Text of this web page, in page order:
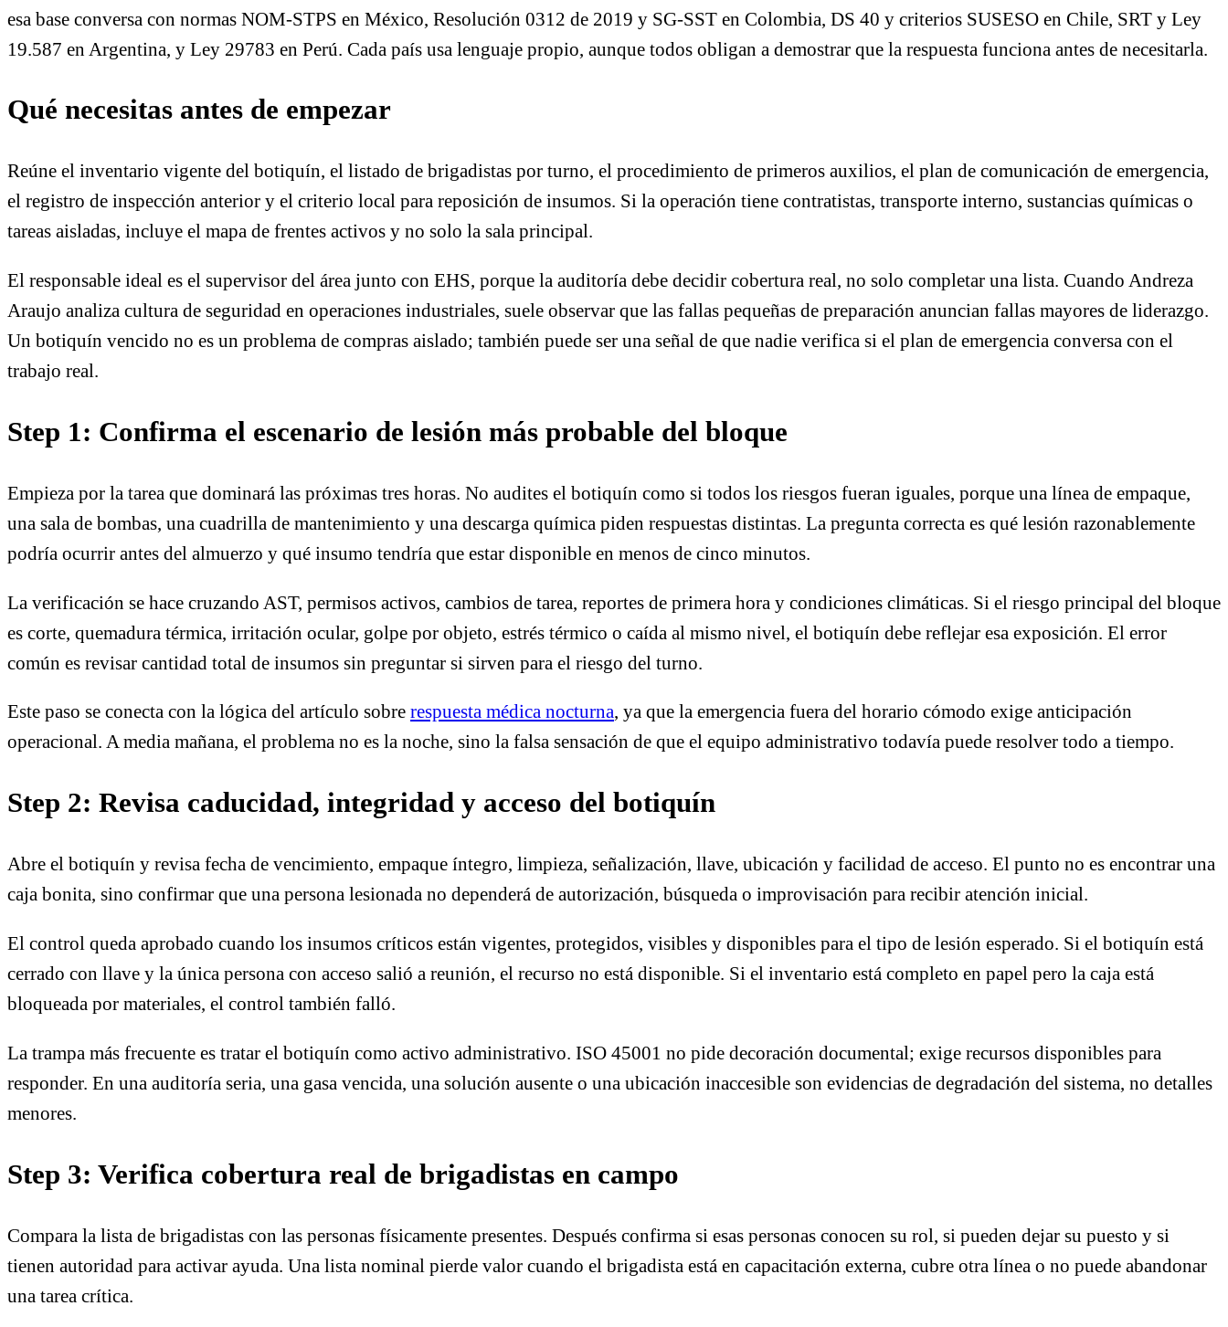
esa base conversa con normas NOM-STPS en México, Resolución 0312 de 2019 y SG-SST en Colombia, DS 40 y criterios SUSESO en Chile, SRT y Ley
19.587 en Argentina, y Ley 29783 en Perú. Cada país usa lenguaje propio, aunque todos obligan a demostrar que la respuesta funciona antes de necesitarla.
Qué necesitas antes de empezar
Reúne el inventario vigente del botiquín, el listado de brigadistas por turno, el procedimiento de primeros auxilios, el plan de comunicación de emergencia,
el registro de inspección anterior y el criterio local para reposición de insumos. Si la operación tiene contratistas, transporte interno, sustancias químicas o
tareas aisladas, incluye el mapa de frentes activos y no solo la sala principal.
El responsable ideal es el supervisor del área junto con EHS, porque la auditoría debe decidir cobertura real, no solo completar una lista. Cuando Andreza
Araujo analiza cultura de seguridad en operaciones industriales, suele observar que las fallas pequeñas de preparación anuncian fallas mayores de liderazgo.
Un botiquín vencido no es un problema de compras aislado; también puede ser una señal de que nadie verifica si el plan de emergencia conversa con el
trabajo real.
Step 1: Confirma el escenario de lesión más probable del bloque
Empieza por la tarea que dominará las próximas tres horas. No audites el botiquín como si todos los riesgos fueran iguales, porque una línea de empaque,
una sala de bombas, una cuadrilla de mantenimiento y una descarga química piden respuestas distintas. La pregunta correcta es qué lesión razonablemente
podría ocurrir antes del almuerzo y qué insumo tendría que estar disponible en menos de cinco minutos.
La verificación se hace cruzando AST, permisos activos, cambios de tarea, reportes de primera hora y condiciones climáticas. Si el riesgo principal del bloque
es corte, quemadura térmica, irritación ocular, golpe por objeto, estrés térmico o caída al mismo nivel, el botiquín debe reflejar esa exposición. El error
común es revisar cantidad total de insumos sin preguntar si sirven para el riesgo del turno.
Este paso se conecta con la lógica del artículo sobre respuesta médica nocturna, ya que la emergencia fuera del horario cómodo exige anticipación
operacional. A media mañana, el problema no es la noche, sino la falsa sensación de que el equipo administrativo todavía puede resolver todo a tiempo.
Step 2: Revisa caducidad, integridad y acceso del botiquín
Abre el botiquín y revisa fecha de vencimiento, empaque íntegro, limpieza, señalización, llave, ubicación y facilidad de acceso. El punto no es encontrar una
caja bonita, sino confirmar que una persona lesionada no dependerá de autorización, búsqueda o improvisación para recibir atención inicial.
El control queda aprobado cuando los insumos críticos están vigentes, protegidos, visibles y disponibles para el tipo de lesión esperado. Si el botiquín está
cerrado con llave y la única persona con acceso salió a reunión, el recurso no está disponible. Si el inventario está completo en papel pero la caja está
bloqueada por materiales, el control también falló.
La trampa más frecuente es tratar el botiquín como activo administrativo. ISO 45001 no pide decoración documental; exige recursos disponibles para
responder. En una auditoría seria, una gasa vencida, una solución ausente o una ubicación inaccesible son evidencias de degradación del sistema, no detalles
menores.
Step 3: Verifica cobertura real de brigadistas en campo
Compara la lista de brigadistas con las personas físicamente presentes. Después confirma si esas personas conocen su rol, si pueden dejar su puesto y si
tienen autoridad para activar ayuda. Una lista nominal pierde valor cuando el brigadista está en capacitación externa, cubre otra línea o no puede abandonar
una tarea crítica.